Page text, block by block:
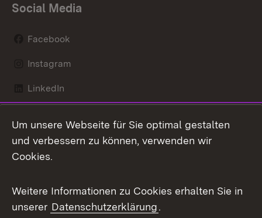
Social Media
Facebook
Instagram
LinkedIn
X / Twitter
Youtube
Kontakt
Datenschutz
Um unsere Webseite für Sie optimal gestalten
und verbessern zu können, verwenden wir
Cookies.
Weitere Informationen zu Cookies erhalten Sie in
unserer Datenschutzerklärung.